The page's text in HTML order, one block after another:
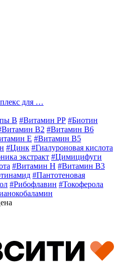
для …
В #Витамин РР #Биотин
B2 #Витамин B6
E #Витамин В5
#Цинк #Гиалуроновая кислота
экстракт #Цимицифуги
#Витамин H #Витамин В3
#Пантотеновая
#Рибофлавин #Токоферола